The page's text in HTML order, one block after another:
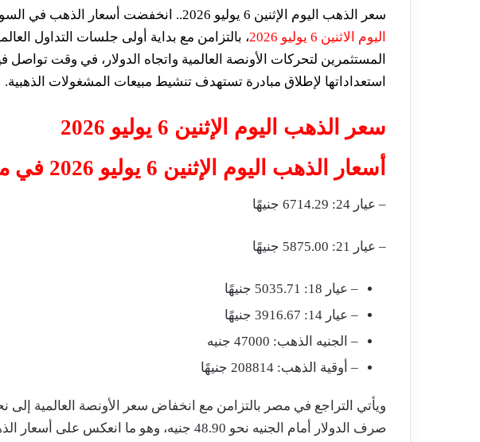
سعر الذهب اليوم الإثنين 6 يوليو 2026.. انخفضت أسعار الذهب في السوق المصرية مع مستهل تعاملات
اليوم الاثنين 6 يوليو 2026
، بالتزامن مع بداية أولى جلسات التداول
المستثمرين لتحركات الأونصة العالمية واتجاه الدولار، في وقت تواصل
استعداداتها لإطلاق مبادرة تستهدف تنشيط مبيعات المشغولات الذهبية.
سعر الذهب اليوم الإثنين 6 يوليو 2026
أسعار الذهب اليوم الإثنين 6 يوليو 2026 في مصر (سعر البيع):
– عيار 24: 6714.29 جنيهًا
– عيار 21: 5875.00 جنيهًا
– عيار 18: 5035.71 جنيهًا
– عيار 14: 3916.67 جنيهًا
– الجنيه الذهب: 47000 جنيه
– أوقية الذهب: 208814 جنيهًا
صرف الدولار أمام الجنيه نحو 48.90 جنيه، وهو ما